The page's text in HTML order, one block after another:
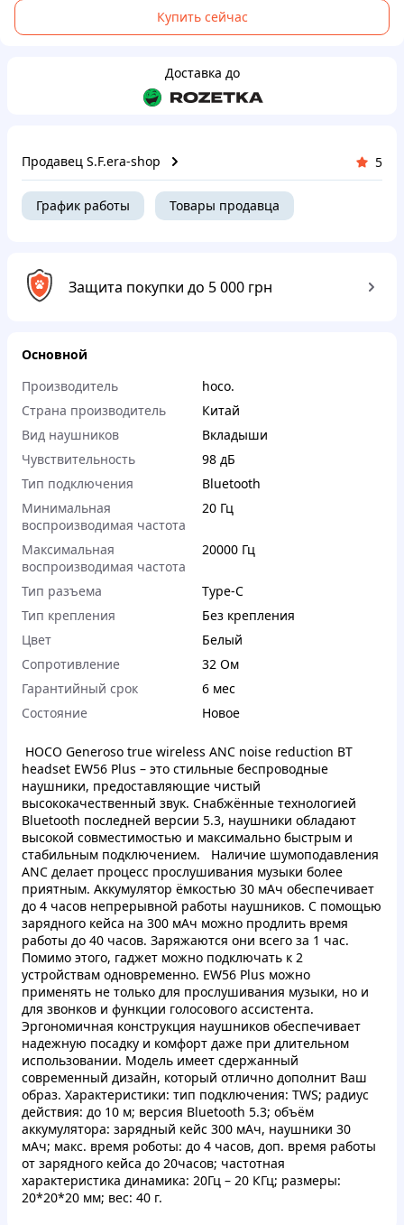
Купить сейчас
Доставка до
Продавец S.F.era-shop 5
График работы Товары продавца
Защита покупки до 5 000 грн
Основной
Производитель
hoco.
Страна производитель
Китай
Вид наушников
Вкладыши
Чувствительность
98 дБ
Тип подключения
Bluetooth
Минимальная
воспроизводимая частота
20 Гц
Максимальная
воспроизводимая частота
20000 Гц
Тип разъема
Type-C
Тип крепления
Без крепления
Цвет
Белый
Сопротивление
32 Ом
Гарантийный срок
6 мес
Состояние
Новое
HOCO Generoso true wireless ANC noise reduction BT
headset EW56 Plus – это стильные беспроводные
наушники, предоставляющие чистый
высококачественный звук. Снабжённые технологией
Bluetooth последней версии 5.3, наушники обладают
высокой совместимостью и максимально быстрым и
стабильным подключением. Наличие шумоподавления
ANC делает процесс прослушивания музыки более
приятным. Аккумулятор ёмкостью 30 мАч обеспечивает
до 4 часов непрерывной работы наушников. С помощью
зарядного кейса на 300 мАч можно продлить время
работы до 40 часов. Заряжаются они всего за 1 час.
Помимо этого, гаджет можно подключать к 2
устройствам одновременно. EW56 Plus можно
применять не только для прослушивания музыки, но и
для звонков и функции голосового ассистента.
Эргономичная конструкция наушников обеспечивает
надежную посадку и комфорт даже при длительном
использовании. Модель имеет сдержанный
современный дизайн, который отлично дополнит Ваш
образ. Характеристики: тип подключения: TWS; радиус
действия: до 10 м; версия Bluetooth 5.3; объём
аккумулятора: зарядный кейс 300 мАч, наушники 30
мАч; макс. время роботы: до 4 часов, доп. время работы
от зарядного кейса до 20часов; частотная
характеристика динамика: 20Гц – 20 КГц; размеры:
20*20*20 мм; вес: 40 г.